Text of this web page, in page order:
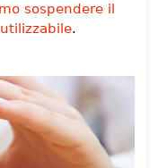
sospendere il
.